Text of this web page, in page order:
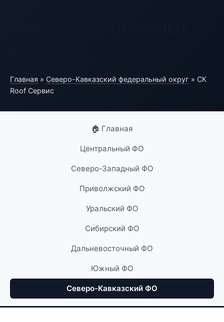
Главная » Северо-Кавказский федеральный округ » СК
Roof Сервис
🏠 Главная
Центральный ФО
Северо-Западный ФО
Приволжский ФО
Уральский ФО
Сибирский ФО
Дальневосточный ФО
Южный ФО
Северо-Кавказский ФО